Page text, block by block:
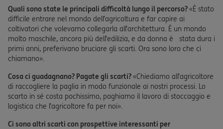
Quali sono state le principali difficoltà lungo il percorso?«È stato
difficile entrare nel mondo dell’agricoltura e far capire ai
coltivatori che volevamo collegarla all’architettura. È un mondo
molto maschile, ancora più dell’edilizia, e da donna è stata dura i
primi anni, preferivano bruciare gli scarti. Ora sono loro che ci
chiamano».
Cosa ci guadagnano? Pagate gli scarti?«Chiediamo all’agricoltore
di raccogliere la paglia in modo funzionale ai nostri processi. Lo
scarto in sé costa pochissimo, paghiamo il lavoro di stoccaggio e
logistica che l’agricoltore fa per noi».
Ci sono altri scarti con prospettive interessanti per